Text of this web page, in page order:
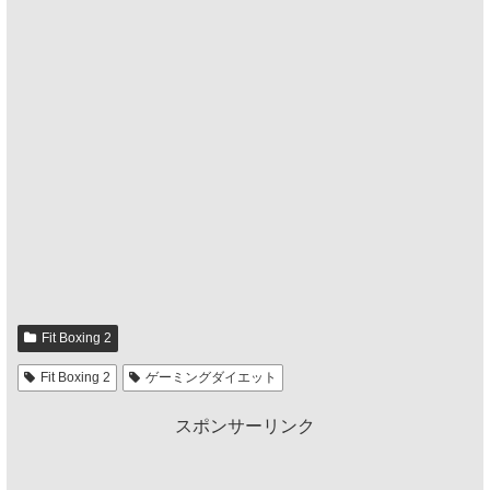
Fit Boxing 2
Fit Boxing 2 ゲーミングダイエット
スポンサーリンク